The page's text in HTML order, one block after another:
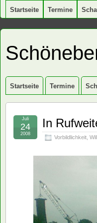
Startseite Termine
Startseite Termine
In
Vorbildlichkeit
Juli
24
2008